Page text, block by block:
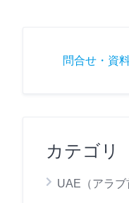
問合せ・資
カテゴリ
UAE（アラ